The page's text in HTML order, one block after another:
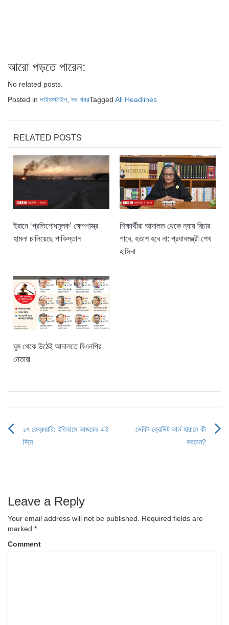
আরো পড়তে পারেন:
No related posts.
Posted in লাইফস্টাইল সব খবরTagged All Headlines
RELATED POSTS
ইরানে ‘প্রতিশোধমূলক’ ক্ষেপণাস্ত্র
হামলা চালিয়েছে পাকিস্তান
শিক্ষার্থীরা আদালত থেকে ন্যায় বিচার
পাবে, হতাশ হবে না: প্রধানমন্ত্রী শেখ
হাসিনা
ঘুম থেকে উঠেই আদালতে বিএনপির
নেতারা
Post
১৭ ফেব্রুয়ারি: ইতিহাসে আজকের এই
দিনে
ডেবিট-ক্রেডিট কার্ড হারালে কী
করবেন?
Leave a Reply
Your email address will not be published.
Required fields are
marked *
Comment